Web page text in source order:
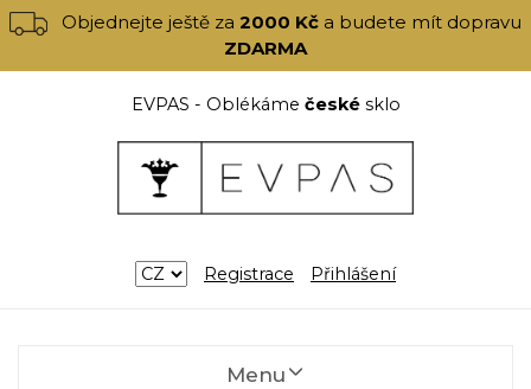
Objednejte ještě za2000 Kč a budete mít dopravu
ZDARMA
EVPAS - Oblékáme českésklo
Registrace Přihlášení
Menu